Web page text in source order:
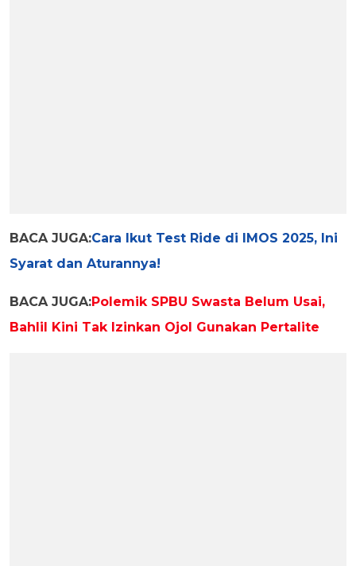
BACA JUGA:Cara Ikut Test Ride di IMOS 2025, Ini
Syarat dan Aturannya!
BACA JUGA:Polemik SPBU Swasta Belum Usai,
Bahlil Kini Tak Izinkan Ojol Gunakan Pertalite